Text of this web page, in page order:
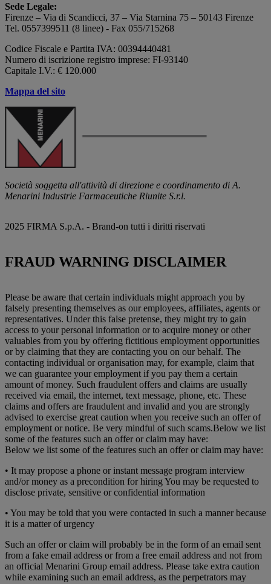
Sede Legale:
Firenze – Via di Scandicci, 37 – Via Starnina 75 – 50143 Firenze
Tel. 0557399511 (8 linee) - Fax 055/715268
Codice Fiscale e Partita IVA: 00394440481
Numero di iscrizione registro imprese: FI-93140
Capitale I.V.: € 120.000
Mappa del sito
Società soggetta all'attività di direzione e coordinamento di A.
Menarini Industrie Farmaceutiche Riunite S.r.l.
2025 FIRMA S.p.A. - Brand-on tutti i diritti riservati
FRAUD WARNING DISCLAIMER
Please be aware that certain individuals might approach you by
falsely presenting themselves as our employees, affiliates, agents or
representatives. Under this false pretense, they might try to gain
access to your personal information or to acquire money or other
valuables from you by offering fictitious employment opportunities
or by claiming that they are contacting you on our behalf. The
contacting individual or organisation may, for example, claim that
we can guarantee your employment if you pay them a certain
amount of money. Such fraudulent offers and claims are usually
received via email, the internet, text message, phone, etc. These
claims and offers are fraudulent and invalid and you are strongly
advised to exercise great caution when you receive such an offer of
employment or notice. Be very mindful of such scams.Below we list
some of the features such an offer or claim may have:
Below we list some of the features such an offer or claim may have:
• It may propose a phone or instant message program interview
and/or money as a precondition for hiring You may be requested to
disclose private, sensitive or confidential information
• You may be told that you were contacted in such a manner because
it is a matter of urgency
Such an offer or claim will probably be in the form of an email sent
from a fake email address or from a free email address and not from
an official Menarini Group email address. Please take extra caution
while examining such an email address, as the perpetrators may